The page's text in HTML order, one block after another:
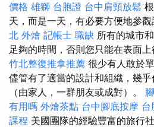
價格 雄獅 台胞證 台中肩頸放鬆
天，而是一天，有必要方便地參觀
北 外燴 記帳士 職缺 所有的城市
足夠的時間，否則您只能在表面上
竹北整復推拿推薦 很少有人敢於
儘管有了適當的設計和組織，幾
（由家人，一群朋友或成對）。
有用嗎 外燴茶點 台中腳底按摩 台
課程 美國團隊的經驗豐富的旅行